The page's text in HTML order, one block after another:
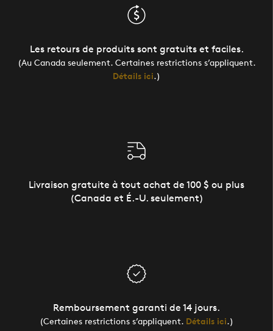
Les retours de produits sont gratuits et faciles.
(Au Canada seulement. Certaines restrictions s’appliquent.
Détails ici.)
Livraison gratuite à tout achat de 100 $ ou plus
(Canada et É.-U. seulement)
Remboursement garanti de 14 jours.
(Certaines restrictions s’appliquent. Détails ici.)